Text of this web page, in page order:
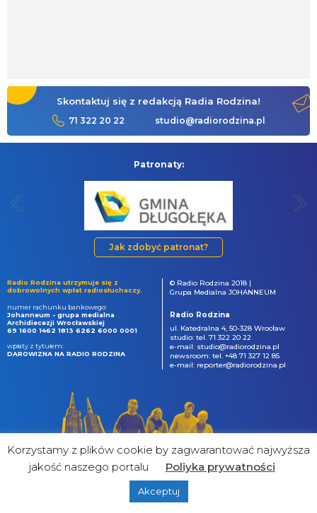
Skontaktuj się z redakcją Radia Rodzina!
71 322 20 22 studio@radiorodzina.pl
Patronaty:
Jak zdobyć patronat?
Radio Rodzina utrzymuje się z
dobrowolnych wpłat radiosłuchaczy.
numer rachunku bankowego:
Johanneum - grupa medialna
Archidiecezji Wrocławskiej
69 1600 1462 1813 6262 6000 0001
wpłaty z tytułem:
DAROWIZNA NA RADIO RODZINA
© Radio Rodzina 2018 |
Grupa Medialna JOHANNEUM
Radio Rodzina
ul. Katedralna 4, 50-328 Wrocław
studio: tel. 71 322 20 22
e-mail: studio@radiorodzina.pl
newsroom: tel. +48 71 327 12 85
e-mail: reporter@radiorodzina.pl
&
Korzystamy z plików cookie by zagwarantować najwyższa
jakość naszego portalu
Poliyka prywatności
Akceptuj